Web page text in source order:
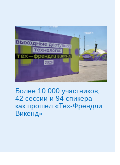
Более 10 000 участников,
42 сессии и 94 спикера —
как прошел «Тех-Френдли
Викенд»